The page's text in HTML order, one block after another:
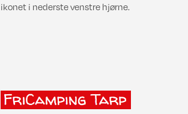
ikonet i nederste venstre hjørne.